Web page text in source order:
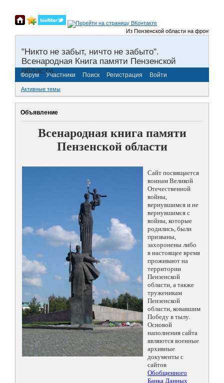
Из Пензенской области на фронты
"Никто не забыт, ничто не забыто".
Всенародная Книга памяти Пензенской
области.
Форум Участники Поиск Регистрация Войти
Активные темы
Объявление
Всенародная книга памяти
Пензенской области
Сайт посвящается
воинам Великой
Отечественной
войны,
вернувшимся и не
вернувшимся с
войны, которые
родились, были
призваны,
захоронены либо
в настоящее время
проживают на
территории
Пензенской
области, а также
труженикам
Пензенской
области, ковавшим
Победу в тылу.
Основой
наполнения сайта
являются военные
архивные
документы с
сайтов
Обобщенного
Банка Данных